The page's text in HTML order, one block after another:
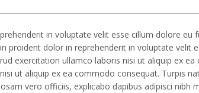
in voluptate velit esse cillum dolore eu
proident dolor in reprehenderit in voluptate velit
exercitation ullamco laboris nisi ut aliquip ex
ut aliquip ex ea commodo consequat. Turpis
vero officiis, explicabo dapibus adipisci nibh